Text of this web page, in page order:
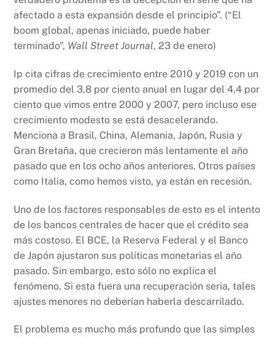
afectado a esta expansión desde el principio”. (“El
boom global, apenas iniciado, puede haber
terminado”, Wall Street Journal, 23 de enero)
Ip cita cifras de crecimiento entre 2010 y 2019 con un
promedio del 3,8 por ciento anual en lugar del 4,4 por
ciento que vimos entre 2000 y 2007, pero incluso ese
crecimiento modesto se está desacelerando.
Menciona a Brasil, China, Alemania, Japón, Rusia y
Gran Bretaña, que crecieron más lentamente el año
pasado que en los ocho años anteriores. Otros países
como Italia, como hemos visto, ya están en recesión.
Uno de los factores responsables de esto es el intento
de los bancos centrales de hacer que el crédito sea
más costoso. El BCE, la Reserva Federal y el Banco
de Japón ajustaron sus políticas monetarias el año
pasado. Sin embargo, esto sólo no explica el
fenómeno. Si esta fuera una recuperación seria, tales
ajustes menores no deberían haberla descarrilado.
El problema es mucho más profundo que las simples